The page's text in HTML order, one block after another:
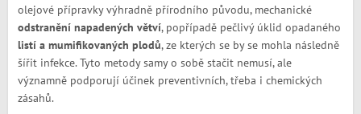
olejové přípravky výhradně přírodního původu, mechanické
odstranění napadených větví, popřípadě pečlivý úklid opadaného
listí a mumifikovaných plodů, ze kterých se by se mohla následně
šířit infekce. Tyto metody samy o sobě stačit nemusí, ale
významně podporují účinek preventivních, třeba i chemických
zásahů.